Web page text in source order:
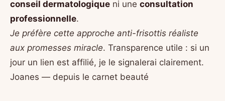
conseil dermatologique ni une consultation
professionnelle.
Je préfère cette approche anti-frisottis réaliste
aux promesses miracle. Transparence utile : si un
jour un lien est affilié, je le signalerai clairement.
Joanes — depuis le carnet beauté